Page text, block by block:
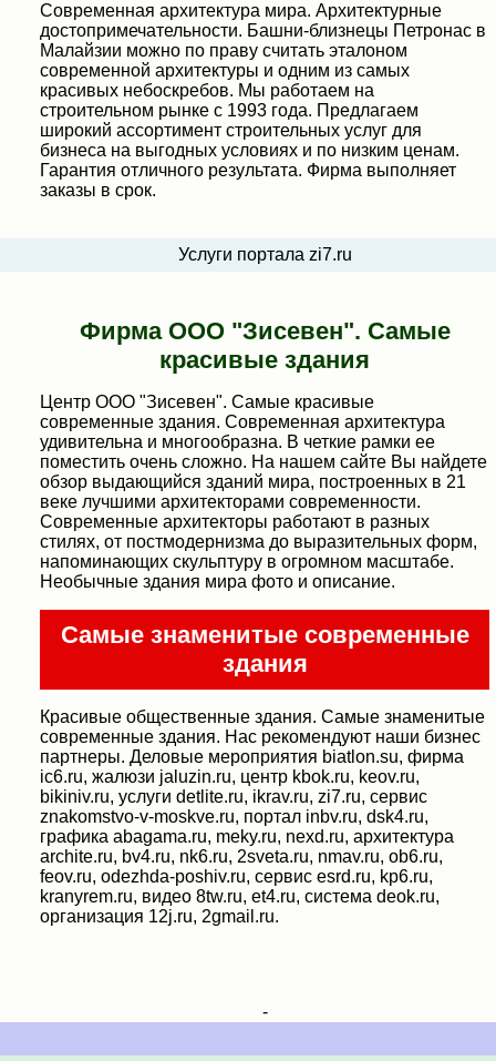
Современная архитектура мира. Архитектурные
достопримечательности. Башни-близнецы Петронас в
Малайзии можно по праву считать эталоном
современной архитектуры и одним из самых
красивых небоскребов. Мы работаем на
строительном рынке с 1993 года. Предлагаем
широкий ассортимент строительных услуг для
бизнеса на выгодных условиях и по низким ценам.
Гарантия отличного результата. Фирма выполняет
заказы в срок.
Услуги портала zi7.ru
Фирма ООО "Зисевен". Самые
красивые здания
Центр ООО "Зисевен". Самые красивые
современные здания. Современная архитектура
удивительна и многообразна. В четкие рамки ее
поместить очень сложно. На нашем сайте Вы найдете
обзор выдающийся зданий мира, построенных в 21
веке лучшими архитекторами современности.
Современные архитекторы работают в разных
стилях, от постмодернизма до выразительных форм,
напоминающих скульптуру в огромном масштабе.
Необычные здания мира фото и описание.
Самые знаменитые современные
здания
Красивые общественные здания. Самые знаменитые
современные здания. Нас рекомендуют наши бизнес
партнеры. Деловые мероприятия biatlon.su, фирма
ic6.ru, жалюзи jaluzin.ru, центр kbok.ru, keov.ru,
bikiniv.ru, услуги detlite.ru, ikrav.ru, zi7.ru, сервис
znakomstvo-v-moskve.ru, портал inbv.ru, dsk4.ru,
графика abagama.ru, meky.ru, nexd.ru, архитектура
archite.ru, bv4.ru, nk6.ru, 2sveta.ru, nmav.ru, ob6.ru,
feov.ru, odezhda-poshiv.ru, сервис esrd.ru, kp6.ru,
kranyrem.ru, видео 8tw.ru, et4.ru, система deok.ru,
организация 12j.ru, 2gmail.ru.
-